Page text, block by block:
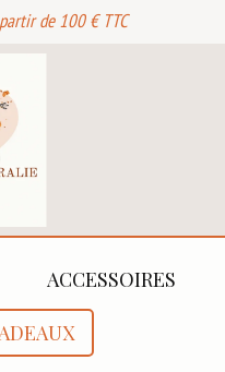
de 100 € TTC
ACCESSOIRES